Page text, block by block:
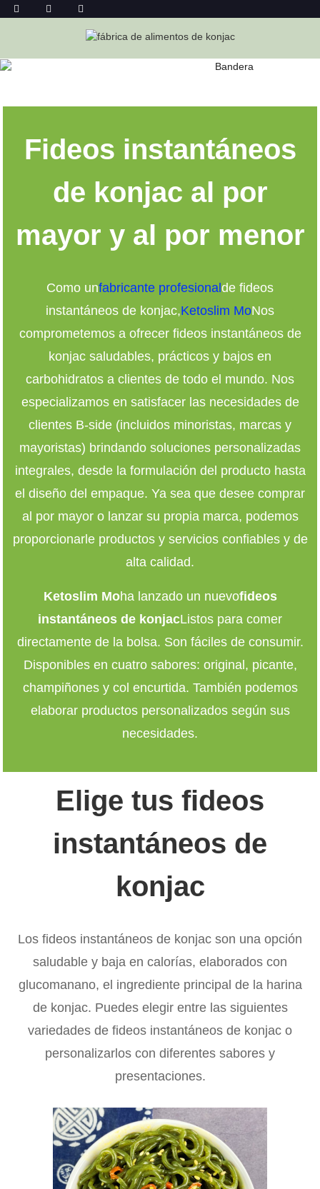
FIDEOS INSTANTÁNEOS DE KONJAC AL
POR MAYOR
Fideos instantáneos
de konjac al por
mayor y al por menor
Como unfabricante profesionalde fideos
instantáneos de konjac,Ketoslim MoNos
comprometemos a ofrecer fideos instantáneos de
konjac saludables, prácticos y bajos en
carbohidratos a clientes de todo el mundo. Nos
especializamos en satisfacer las necesidades de
clientes B-side (incluidos minoristas, marcas y
mayoristas) brindando soluciones personalizadas
integrales, desde la formulación del producto hasta
el diseño del empaque. Ya sea que desee comprar
al por mayor o lanzar su propia marca, podemos
proporcionarle productos y servicios confiables y de
alta calidad.
Ketoslim Moha lanzado un nuevofideos
instantáneos de konjacListos para comer
directamente de la bolsa. Son fáciles de consumir.
Disponibles en cuatro sabores: original, picante,
champiñones y col encurtida. También podemos
elaborar productos personalizados según sus
necesidades.
Elige tus fideos
instantáneos de
konjac
Los fideos instantáneos de konjac son una opción
saludable y baja en calorías, elaborados con
glucomanano, el ingrediente principal de la harina
de konjac. Puedes elegir entre las siguientes
variedades de fideos instantáneos de konjac o
personalizarlos con diferentes sabores y
presentaciones.